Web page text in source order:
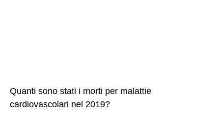
Quanti sono stati i morti per malattie
cardiovascolari nel 2019?